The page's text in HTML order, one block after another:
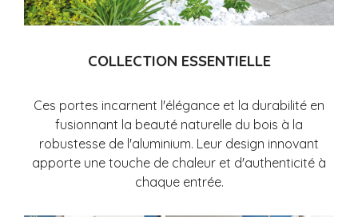
COLLECTION ESSENTIELLE
Ces portes incarnent l'élégance et la durabilité en
fusionnant la beauté naturelle du bois à la
robustesse de l'aluminium. Leur design innovant
apporte une touche de chaleur et d'authenticité à
chaque entrée.